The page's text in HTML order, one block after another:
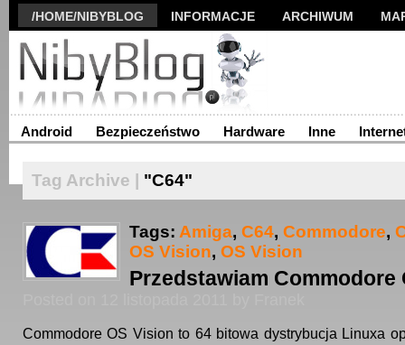
/HOME/NIBYBLOG INFORMACJE ARCHIWUM
Android Bezpieczeństwo Hardware Inne
Tag Archive | "C64"
Tags: Amiga, C64, Commodore,
OS Vision, OS Vision
Przedstawiam Commodore
Commodore OS Vision to 64 bitowa dystrybucja Linuxa